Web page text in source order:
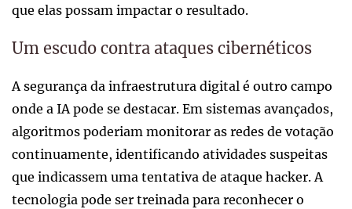
que elas possam impactar o resultado.
Um escudo contra ataques cibernéticos
A segurança da infraestrutura digital é outro campo
onde a IA pode se destacar. Em sistemas avançados,
algoritmos poderiam monitorar as redes de votação
continuamente, identificando atividades suspeitas
que indicassem uma tentativa de ataque hacker. A
tecnologia pode ser treinada para reconhecer o